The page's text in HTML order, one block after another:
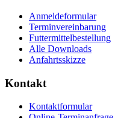
Anmeldeformular
Terminvereinbarung
Futtermittelbestellung
Alle Downloads
Anfahrtsskizze
Kontakt
Kontaktformular